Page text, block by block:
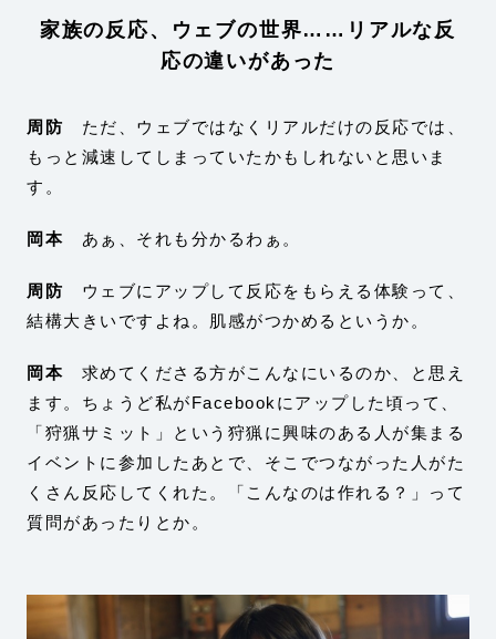
家族の反応、ウェブの世界……リアルな反
応の違いがあった
周防 ただ、ウェブではなくリアルだけの反応では、
もっと減速してしまっていたかもしれないと思いま
す。
岡本 あぁ、それも分かるわぁ。
周防 ウェブにアップして反応をもらえる体験って、
結構大きいですよね。肌感がつかめるというか。
岡本 求めてくださる方がこんなにいるのか、と思え
ます。ちょうど私がFacebookにアップした頃って、
「狩猟サミット」という狩猟に興味のある人が集まる
イベントに参加したあとで、そこでつながった人がた
くさん反応してくれた。「こんなのは作れる？」って
質問があったりとか。